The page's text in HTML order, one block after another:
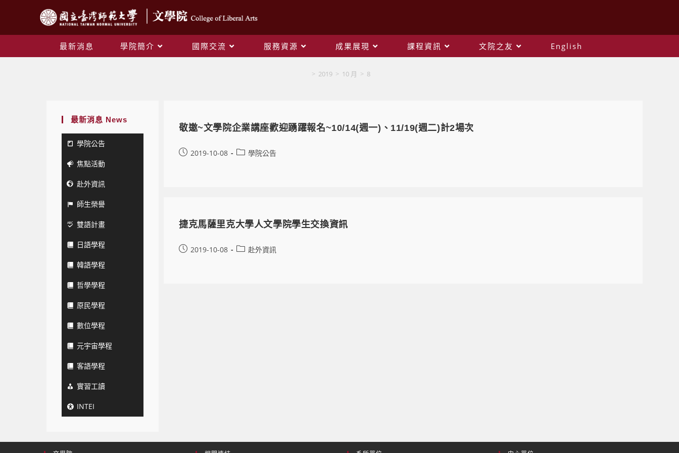
最新消息 學院簡介 國際交流 服務資源 成果展現 課程資訊 文院之友 English
> 2019 > 10 月 > 8
最新消息 News
學院公告
焦點活動
赴外資訊
師生榮譽
雙語計畫
日語學程
韓語學程
哲學學程
原民學程
數位學程
元宇宙學程
客語學程
實習工讀
INTEI
敬邀~文學院企業講座歡迎踴躍報名~10/14(週一)、11/19(週二)計2場次
2019-10-08 學院公告
捷克馬薩里克大學人文學院學生交換資訊
2019-10-08 赴外資訊